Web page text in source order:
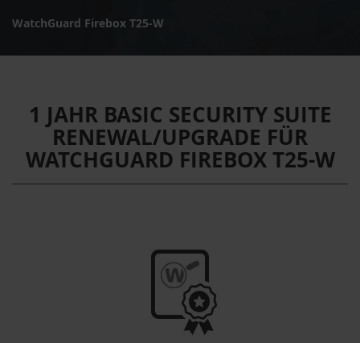
WatchGuard Firebox T25-W
1 JAHR BASIC SECURITY SUITE
RENEWAL/UPGRADE FÜR
WATCHGUARD FIREBOX T25-W